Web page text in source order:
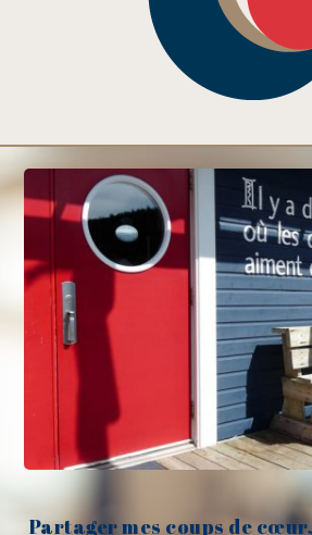
Partager mes coups de